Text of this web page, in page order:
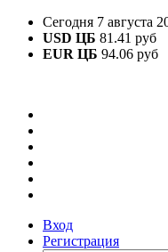
Сегодня 7 августа
USD ЦБ 81.41 руб
EUR ЦБ 94.06 руб
Вход
Регистрация